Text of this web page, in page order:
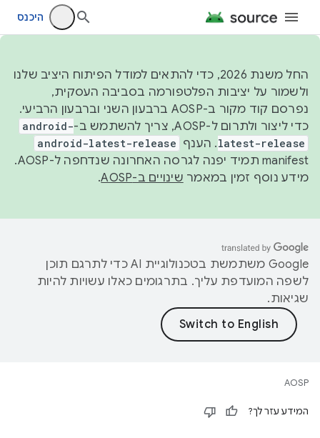
היכנס
החל משנת 2026, כדי להתאים למודל הפיתוח היציב שלנו
ולשמור על יציבות הפלטפורמה בסביבה העסקית,
נפרסם קוד מקור ב-AOSP ברבעון השני וברבעון הרביעי.
כדי ליצור ולתרום ל-AOSP, צריך להשתמש ב-
android-
latest-release. הענף android-latest-release
manifest תמיד יפנה לגרסה האחרונה שנדחפה ל-AOSP.
מידע נוסף זמין במאמר שינויים ב-AOSP .
‫Google משתמשת בטכנולוגיית AI כדי לתרגם תוכן
לשפה המועדפת עליך. בתרגומים כאלו עשויות להיות
שגיאות.
AOSP
המידע עזר לך?